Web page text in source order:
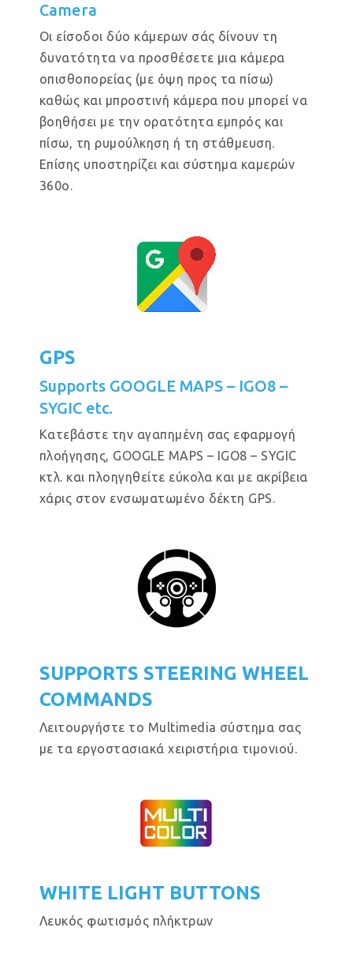
Camera
Οι είσοδοι δύο κάμερων σάς δίνουν τη
δυνατότητα να προσθέσετε μια κάμερα
οπισθοπορείας (με όψη προς τα πίσω)
καθώς και μπροστινή κάμερα που μπορεί να
βοηθήσει με την ορατότητα εμπρός και
πίσω, τη ρυμούλκηση ή τη στάθμευση.
Επίσης υποστηρίζει και σύστημα καμερών
360ο.
GPS
Supports GOOGLE MAPS – IGO8 –
SYGIC etc.
Κατεβάστε την αγαπημένη σας εφαρμογή
πλοήγησης, GOOGLE MAPS – IGO8 – SYGIC
κτλ. και πλοηγηθείτε εύκολα και με ακρίβεια
χάρις στον ενσωματωμένο δέκτη GPS.
SUPPORTS STEERING WHEEL
COMMANDS
Λειτουργήστε το Multimedia σύστημα σας
με τα εργοστασιακά χειριστήρια τιμονιού.
WHITE LIGHT BUTTONS
Λευκός φωτισμός πλήκτρων